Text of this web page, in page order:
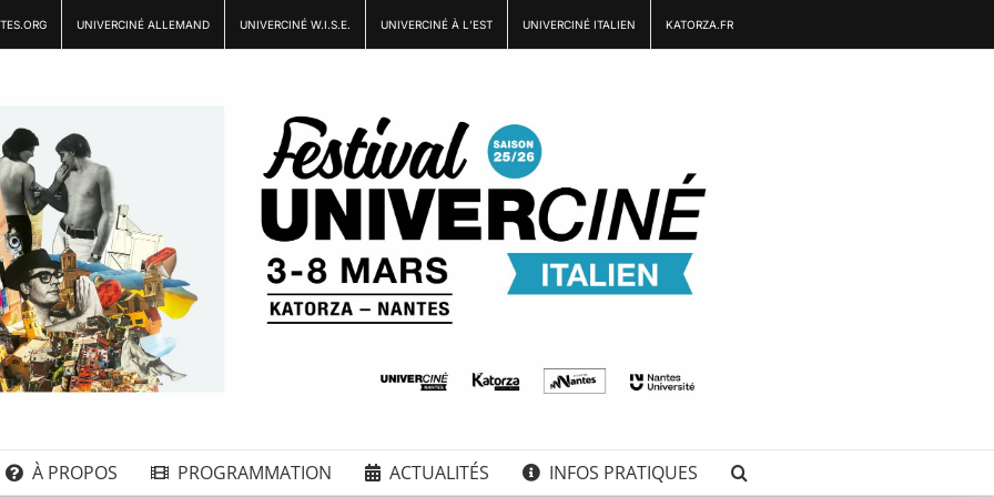
UNIVERCINÉ ALLEMAND UNIVERCINÉ W.I.S.E. UNIVERCINÉ À L’EST UNIVERCINÉ ITALIEN KATORZA.FR
À PROPOS PROGRAMMATION ACTUALITÉS INFOS PRATIQUES